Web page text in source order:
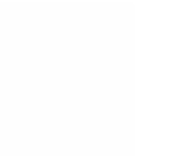
til ansvarligt spil.